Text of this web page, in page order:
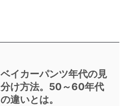
ベイカーパンツ年代の見
分け方法。50～60年代
の違いとは。